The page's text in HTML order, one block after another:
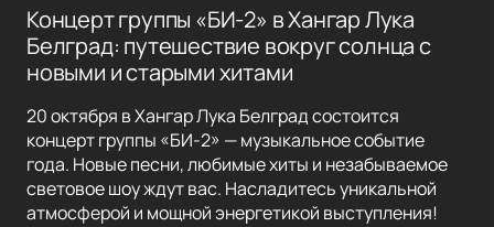
Концерт группы «БИ-2» в Хангар Лука
Белград: путешествие вокруг солнца с
новыми и старыми хитами
20 октября в Хангар Лука Белград состоится
концерт группы «БИ-2» — музыкальное событие
года. Новые песни, любимые хиты и незабываемое
световое шоу ждут вас. Насладитесь уникальной
атмосферой и мощной энергетикой выступления!